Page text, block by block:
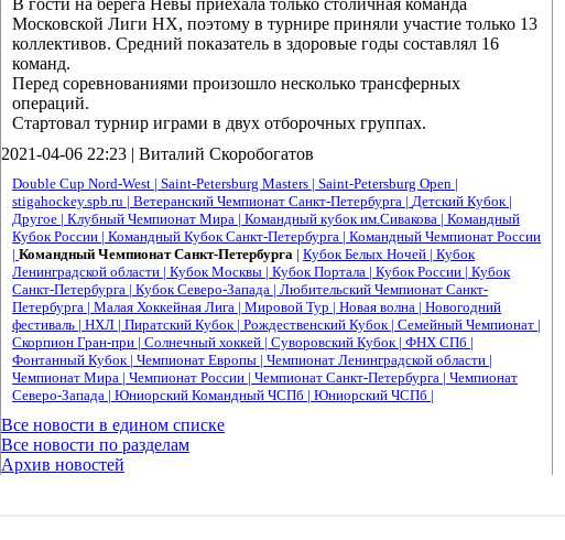
В гости на берега Невы приехала только столичная команда
Московской Лиги НХ, поэтому в турнире приняли участие только 13
коллективов. Средний показатель в здоровые годы составлял 16
команд.
Перед соревнованиями произошло несколько трансферных
операций.
Стартовал турнир играми в двух отборочных группах.
2021-04-06 22:23 | Виталий Скоробогатов
Double Cup Nord-West | Saint-Petersburg Masters | Saint-Petersburg Open |
stigahockey.spb.ru | Ветеранский Чемпионат Санкт-Петербурга | Детский Кубок |
Другое | Клубный Чемпионат Мира | Командный кубок им.Сивакова | Командный
Кубок России | Командный Кубок Санкт-Петербурга | Командный Чемпионат России
| Командный Чемпионат Санкт-Петербурга | Кубок Белых Ночей | Кубок
Ленинградской области | Кубок Москвы | Кубок Портала | Кубок России | Кубок
Санкт-Петербурга | Кубок Северо-Запада | Любительский Чемпионат Санкт-
Петербурга | Малая Хоккейная Лига | Мировой Тур | Новая волна | Новогодний
фестиваль | НХЛ | Пиратский Кубок | Рождественский Кубок | Семейный Чемпионат |
Скорпион Гран-при | Солнечный хоккей | Суворовский Кубок | ФНХ СПб |
Фонтанный Кубок | Чемпионат Европы | Чемпионат Ленинградской области |
Чемпионат Мира | Чемпионат России | Чемпионат Санкт-Петербурга | Чемпионат
Северо-Запада | Юниорский Командный ЧСПб | Юниорский ЧСПб |
Все новости в едином списке
Все новости по разделам
Архив новостей